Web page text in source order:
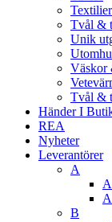
Textilier
Tvål &
Unik
Väskor
Tvål &
Händer I
REA
Nyheter
Leverantörer
A
B